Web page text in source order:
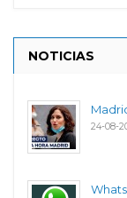
NOTICIAS
24-08-